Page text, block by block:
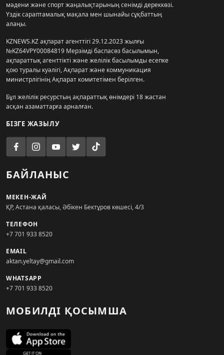
мәдени және спорт жаңалықтарының сенімді дереккөзі.
Үздік сараптамалық мақала мен шынайы сұқбаттың
алаңы.
KZNEWS.KZ ақпарат агенттігі 29.12.2023 жылғы
№KZ64VPY00084819 Мерзімді баспасөз басылымын,
ақпараттық агенттікті және желілік басылымды есепке
қою туралы куәлігі, Ақпарат және коммуникация
министрлігінің Ақпарат комитетімен берілген.
Бұл желілік ресурстың ақпараттық өнімдері 18 жастан
асқан азаматтарға арналған.
БІЗГЕ ЖАЗЫЛУ
БАЙЛАНЫС
МЕКЕН-ЖАЙ
ҚР, Астана қаласы, Әбікен Бектұров көшесі, 4/3
ТЕЛЕФОН
+7 701 933 8520
EMAIL
aktan.yeltay@gmail.com
WHATSAPP
+7 701 933 8520
МОБИЛДІ ҚОСЫМША